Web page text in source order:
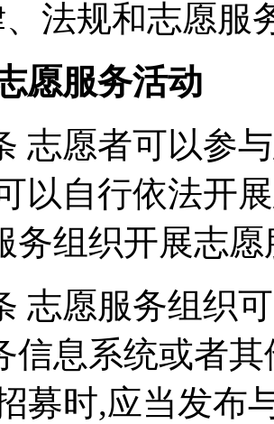
法规和志愿服
愿服务活动
志愿者可以参
以自行依法开
务组织开展志
志愿服务组织
信息系统或者
募时,应当发布